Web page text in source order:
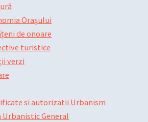
Orașului
de onoare
turistice
verzi
si autorizatii Urbanism
Urbanistic General